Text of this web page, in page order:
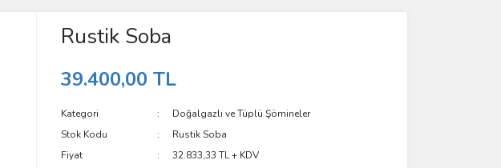
Rustik Soba
39.400,00 TL
Kategori
Doğalgazlı ve Tüplü Şömineler
Stok Kodu
Rustik Soba
Fiyat
32.833,33 TL + KDV